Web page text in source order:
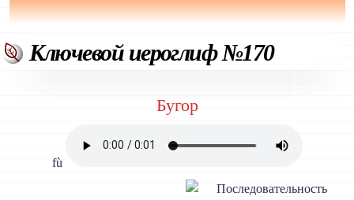
Ключевой иероглиф №170
Бугор
fù